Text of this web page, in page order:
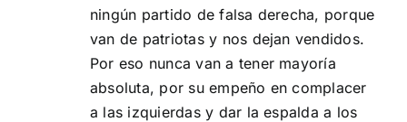
ningún partido de falsa derecha, porque
van de patriotas y nos dejan vendidos.
Por eso nunca van a tener mayoría
absoluta, por su empeño en complacer
a las izquierdas y dar la espalda a los